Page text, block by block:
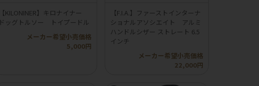
【KILONINER】キロナイナー
ドッグトルソー トイプードル
メーカー希望小売価格
5,000円
【F.I.A.】ファーストインターナ
ショナルアソシエイト アルミ
ハンドルシザー ストレート 6.5
インチ
メーカー希望小売価格
22,000円